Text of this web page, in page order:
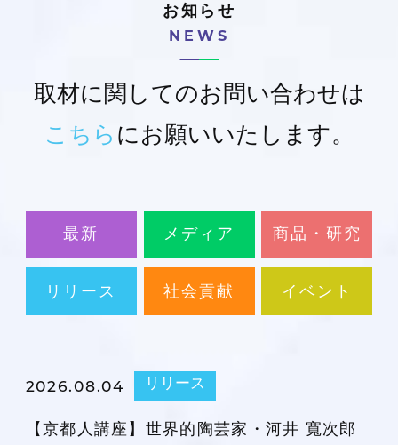
お知らせ
NEWS
取材に関してのお問い合わせは
こちら にお願いいたします。
最新 メディア 商品・研究
リリース 社会貢献 イベント
2026.08.04 リリース
【京都人講座】世界的陶芸家・河井 寬次郎